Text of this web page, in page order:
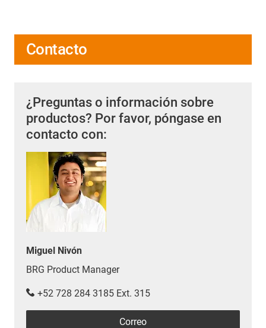
Contacto
¿Preguntas o información sobre
productos? Por favor, póngase en
contacto con:
Miguel Nivón
BRG Product Manager
+52 728 284 3185 Ext. 315
Correo